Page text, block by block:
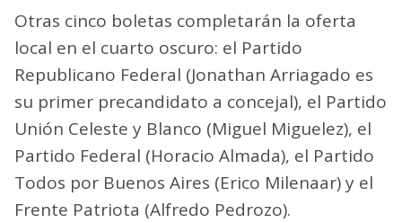
Otras cinco boletas completarán la oferta
local en el cuarto oscuro: el Partido
Republicano Federal (Jonathan Arriagado es
su primer precandidato a concejal), el Partido
Unión Celeste y Blanco (Miguel Miguelez), el
Partido Federal (Horacio Almada), el Partido
Todos por Buenos Aires (Erico Milenaar) y el
Frente Patriota (Alfredo Pedrozo).